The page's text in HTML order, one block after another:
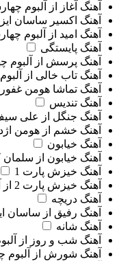
آهنگ آغاز از آلبوم
آهنگ اکسیر ساسان
آهنگ امید از آلبوم
آهنگ پایستگی
آهنگ پرسش از آلبوم
آهنگ تاب خالی از
آهنگ تماشا هومن
آهنگ تندیس
آهنگ جنگل از علی
آهنگ خشم از هومن
آهنگ خیابون
آهنگ خیابون از سلمان
آهنگ خیزش پارت 1
آهنگ خیزش پارت 2 از آلبوم چهارسیم
آهنگ دریچه
آهنگ رفیق از ساسان
آهنگ شانه
آهنگ شب و روز از
آهنگ شورش از آلبوم